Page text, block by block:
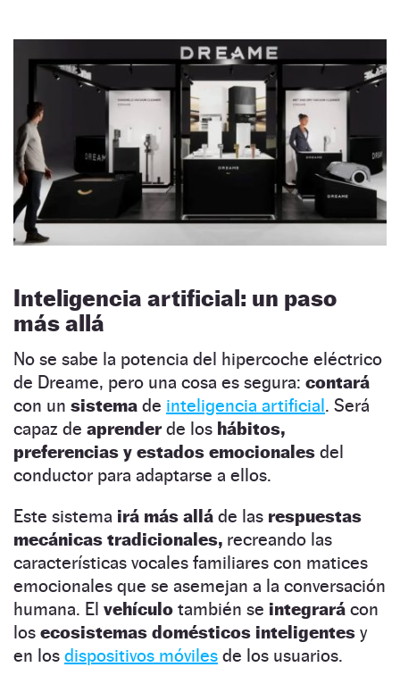
Inteligencia artificial: un paso
más allá
No se sabe la potencia del hipercoche eléctrico
de Dreame, pero una cosa es segura: contará
con un sistema de inteligencia artificial. Será
capaz de aprenderde los hábitos,
preferencias y estados emocionales del
conductor para adaptarse a ellos.
Este sistema irá más allá de las respuestas
mecánicas tradicionales, recreando las
características vocales familiares con matices
emocionales que se asemejan a la conversación
humana. El vehículo también se integrará con
los ecosistemas domésticos inteligentes y
en los dispositivos móviles de los usuarios.